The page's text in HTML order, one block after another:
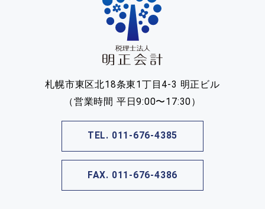
札幌市東区北18条東1丁目4-3 明正ビル
（営業時間 平日9:00〜17:30）
TEL. 011-676-4385
FAX. 011-676-4386